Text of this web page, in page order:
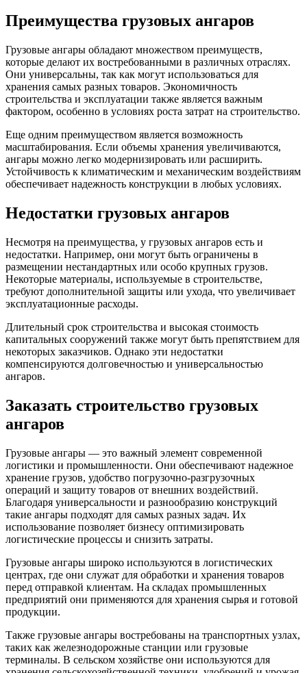
Преимущества грузовых ангаров
Грузовые ангары обладают множеством преимуществ,
которые делают их востребованными в различных отраслях.
Они универсальны, так как могут использоваться для
хранения самых разных товаров. Экономичность
строительства и эксплуатации также является важным
фактором, особенно в условиях роста затрат на строительство.
Еще одним преимуществом является возможность
масштабирования. Если объемы хранения увеличиваются,
ангары можно легко модернизировать или расширить.
Устойчивость к климатическим и механическим воздействиям
обеспечивает надежность конструкции в любых условиях.
Недостатки грузовых ангаров
Несмотря на преимущества, у грузовых ангаров есть и
недостатки. Например, они могут быть ограничены в
размещении нестандартных или особо крупных грузов.
Некоторые материалы, используемые в строительстве,
требуют дополнительной защиты или ухода, что увеличивает
эксплуатационные расходы.
Длительный срок строительства и высокая стоимость
капитальных сооружений также могут быть препятствием для
некоторых заказчиков. Однако эти недостатки
компенсируются долговечностью и универсальностью
ангаров.
Заказать строительство грузовых
ангаров
Грузовые ангары — это важный элемент современной
логистики и промышленности. Они обеспечивают надежное
хранение грузов, удобство погрузочно-разгрузочных
операций и защиту товаров от внешних воздействий.
Благодаря универсальности и разнообразию конструкций
такие ангары подходят для самых разных задач. Их
использование позволяет бизнесу оптимизировать
логистические процессы и снизить затраты.
Грузовые ангары широко используются в логистических
центрах, где они служат для обработки и хранения товаров
перед отправкой клиентам. На складах промышленных
предприятий они применяются для хранения сырья и готовой
продукции.
Также грузовые ангары востребованы на транспортных узлах,
таких как железнодорожные станции или грузовые
терминалы. В сельском хозяйстве они используются для